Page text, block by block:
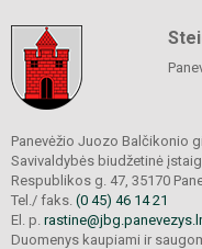
Panevėžio Juozo Balčikonio
Savivaldybės biudžetinė
Respublikos g. 47, 35170
Tel./ faks. (0 45) 46 14 21
El. p.
Duomenys kaupiami ir